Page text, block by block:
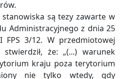
są tezy zawarte w
Administracyjnego z dnia 25
FPS 3/12. W przedmiotowej
że: „(...) warunek
kraju poza terytorium
nie tylko wtedy, gdy